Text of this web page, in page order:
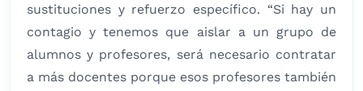
sustituciones y refuerzo específico. “Si hay un
contagio y tenemos que aislar a un grupo de
alumnos y profesores, será necesario contratar
a más docentes porque esos profesores también